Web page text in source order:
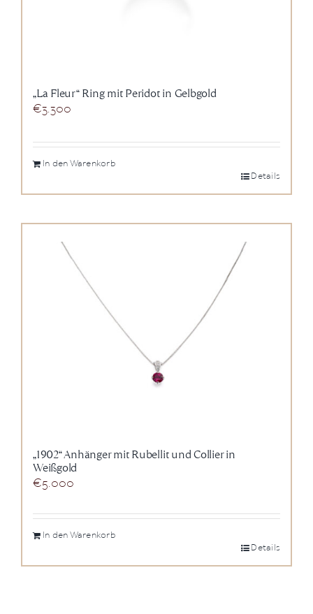
„La Fleur“ Ring mit Peridot in Gelbgold
€3.300
In den Warenkorb
Details
„1902“ Anhänger mit Rubellit und Collier in
Weißgold
€5.000
In den Warenkorb
Details